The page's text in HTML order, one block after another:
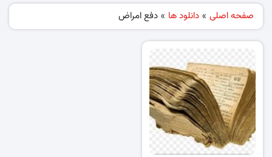
صفحه اصلی » دانلود ها » دفع امراض